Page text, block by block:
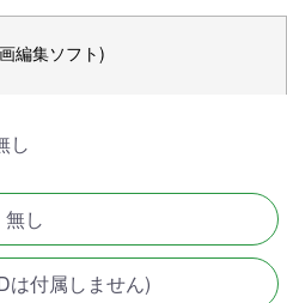
編集ソフト)
し
無し
は付属しません)